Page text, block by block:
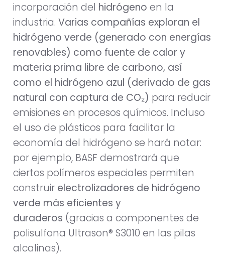
incorporación del hidrógeno en la
industria. Varias compañías exploran el
hidrógeno verde (generado con energías
renovables) como fuente de calor y
materia prima libre de carbono, así
como el hidrógeno azul (derivado de gas
natural con captura de CO₂) para reducir
emisiones en procesos químicos. Incluso
el uso de plásticos para facilitar la
economía del hidrógeno se hará notar:
por ejemplo, BASF demostrará que
ciertos polímeros especiales permiten
construir electrolizadores de hidrógeno
verde más eficientes y
duraderos (gracias a componentes de
polisulfona Ultrason® S3010 en las pilas
alcalinas).